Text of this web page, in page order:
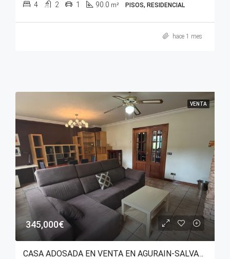
4 2 1 90.0 m² PISOS, RESIDENCIAL
hace 1 mes
VENTA
345,000€
CASA ADOSADA EN VENTA EN AGURAIN-SALVATIERRA (ÁLAVA)